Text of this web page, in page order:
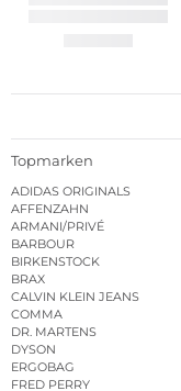
Topmarken
ADIDAS ORIGINALS
AFFENZAHN
ARMANI/PRIVÉ
BARBOUR
BIRKENSTOCK
BRAX
CALVIN KLEIN JEANS
COMMA
DR. MARTENS
DYSON
ERGOBAG
FRED PERRY